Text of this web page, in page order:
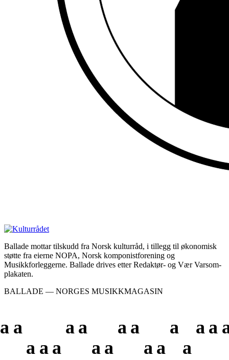
Ballade mottar tilskudd fra Norsk kulturråd, i tillegg til økonomisk
støtte fra eierne NOPA, Norsk komponistforening og
Musikkforleggerne. Ballade drives etter Redaktør- og Vær Varsom-
plakaten.
BALLADE — NORGES MUSIKKMAGASIN
a
a a
a
a
a
a
a
a
a